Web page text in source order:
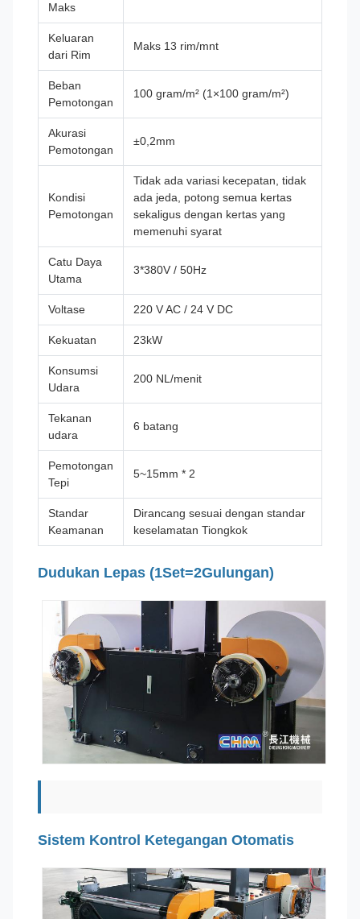
Maks
Keluaran
dari Rim
Maks 13 rim/mnt
Beban
Pemotongan
100 gram/m² (1×100 gram/m²)
Akurasi
Pemotongan
±0,2mm
Kondisi
Pemotongan
Tidak ada variasi kecepatan, tidak
ada jeda, potong semua kertas
sekaligus dengan kertas yang
memenuhi syarat
Catu Daya
Utama
3*380V / 50Hz
Voltase 220 V AC / 24 V DC
Kekuatan 23kW
Konsumsi
Udara
200 NL/menit
Tekanan
udara
6 batang
Pemotongan
Tepi
5~15mm * 2
Standar
Keamanan
Dirancang sesuai dengan standar
keselamatan Tiongkok
Dudukan Lepas (1Set=2Gulungan)
Sistem Kontrol Ketegangan Otomatis